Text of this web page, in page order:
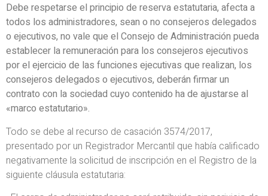
Debe respetarse el principio de reserva estatutaria, afecta a
todos los administradores, sean o no consejeros delegados
o ejecutivos, no vale que el Consejo de Administración pueda
establecer la remuneración para los consejeros ejecutivos
por el ejercicio de las funciones ejecutivas que realizan, los
consejeros delegados o ejecutivos, deberán firmar un
contrato con la sociedad cuyo contenido ha de ajustarse al
«marco estatutario».
Todo se debe al recurso de casación 3574/2017,
presentado por un Registrador Mercantil que había calificado
negativamente la solicitud de inscripción en el Registro de la
siguiente cláusula estatutaria: